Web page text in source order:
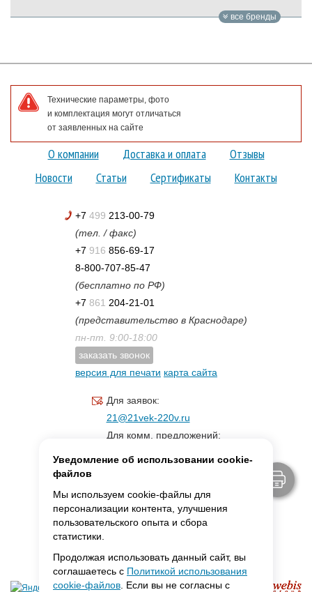
все бренды
Технические параметры, фото
и комплектация могут отличаться
от заявленных на сайте
О компании Доставка и оплата
Отзывы
Новости
Статьи Сертификаты Контакты
+7 499 213-00-79
(тел. / факс)
+7 916 856-69-17
8-800-707-85-47
(бесплатно по РФ)
+7 861 204-21-01
(представительство в Краснодаре)
пн-пт. 9:00-18:00
заказать звонок
версия для печати карта сайта
Для заявок:
21@21vek-220v.ru
Для комм. предложений:
Уведомление об использовании cookie-
файлов
Мы используем cookie-файлы для
персонализации контента, улучшения
пользовательского опыта и сбора
статистики.
Продолжая использовать данный сайт, вы
соглашаетесь с Политикой использования
cookie-файлов . Если вы не согласны с